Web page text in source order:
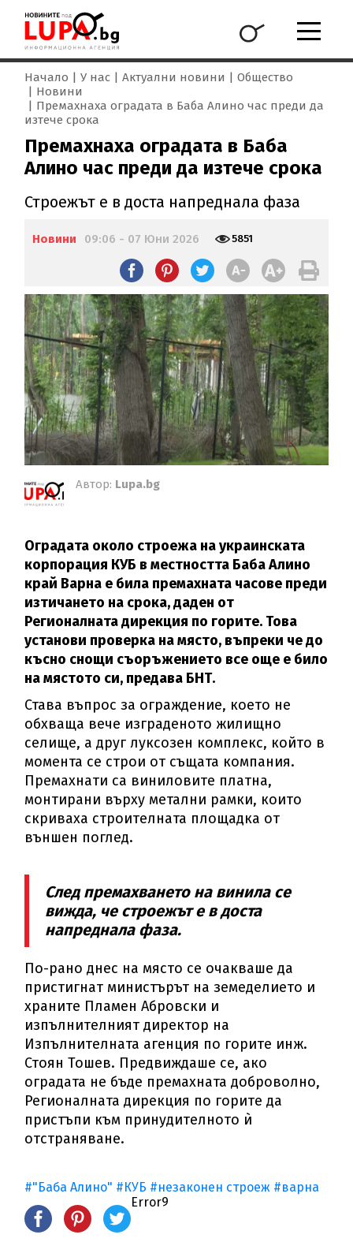
Начало У нас Актуални новини
Общество
Новини
Премахнаха оградата в Баба Алино час преди да
изтече срока
Премахнаха оградата в Баба
Алино час преди да изтече срока
Строежът е в доста напреднала фаза
Новини 09:06 - 07 Юни 2026 5851
Автор: Lupa.bg
Оградата около строежа на украинската
корпорация КУБ в местността Баба Алино
край Варна е била премахната часове преди
изтичането на срока, даден от
Регионалната дирекция по горите. Това
установи проверка на място, въпреки че до
късно снощи съоръжението все още е било
на мястото си, предава БНТ.
Става въпрос за ограждение, което не
обхваща вече изграденото жилищно
селище, а друг луксозен комплекс, който в
момента се строи от същата компания.
Премахнати са виниловите платна,
монтирани върху метални рамки, които
скриваха строителната площадка от
външен поглед.
След премахването на винила се
вижда, че строежът е в доста
напреднала фаза.
По-рано днес на място се очакваше да
пристигнат министърът на земеделието и
храните Пламен Абровски и
изпълнителният директор на
Изпълнителната агенция по горите инж.
Стоян Тошев. Предвиждаше се, ако
оградата не бъде премахната доброволно,
Регионалната дирекция по горите да
пристъпи към принудителното ѝ
отстраняване.
#"Баба Алино" #КУБ #незаконен строеж #варна
Error9